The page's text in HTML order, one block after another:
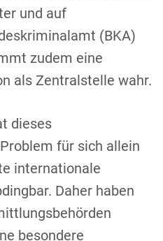
und auf
(BKA)
zudem eine
als Zentralstelle wahr.
dieses
für sich allein
internationale
Daher haben
besondere